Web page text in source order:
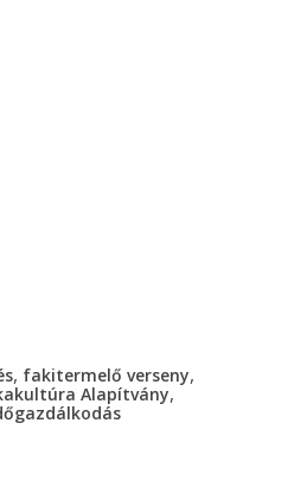
, fakitermelő verseny,
Alapítvány,